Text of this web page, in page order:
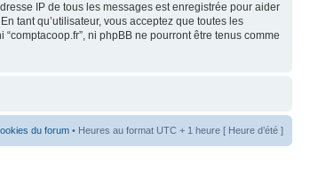
IP de tous les messages est enregistrée pour aider
tant qu’utilisateur, vous acceptez que toutes les
ni phpBB ne pourront être tenus comme
du forum • Heures au format UTC + 1 heure [ Heure d’été ]